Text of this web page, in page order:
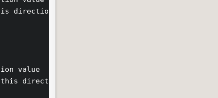
direction
value
direction